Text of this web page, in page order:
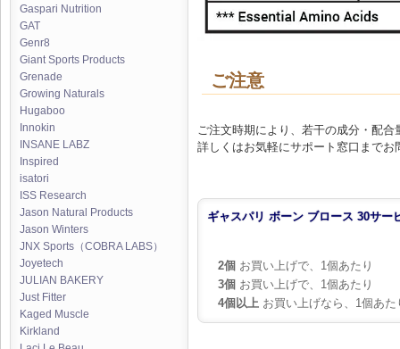
Gaspari Nutrition
GAT
Genr8
Giant Sports Products
Grenade
Growing Naturals
Hugaboo
Innokin
INSANE LABZ
Inspired
isatori
ISS Research
Jason Natural Products
Jason Winters
JNX Sports（COBRA LABS）
Joyetech
JULIAN BAKERY
Just Fitter
Kaged Muscle
Kirkland
ご注意
ご注文時期により、若干の成分・配
詳しくはお気軽にサポート窓口までお
ギャスパリ ボーン ブロース 30サー
2個 お買い上げで、1個あたり
3個 お買い上げで、1個あたり
4個以上 お買い上げなら、1個あた